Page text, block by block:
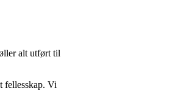
alt utført til
fellesskap. Vi